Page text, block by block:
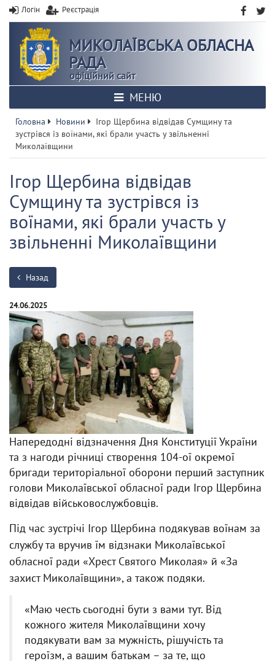
Логін Реєстрація
МИКОЛАЇВСЬКА ОБЛАСНА
РАДА
офіційний сайт
МЕНЮ
Головна Новини
Ігор Щербина відвідав Сумщину та
зустрівся із воїнами, які брали участь у звільненні
Миколаївщини
Ігор Щербина відвідав
Сумщину та зустрівся із
воїнами, які брали участь у
звільненні Миколаївщини
Назад
24.06.2025
Напередодні відзначення Дня Конституції України
та з нагоди річниці створення 104-ої окремої
бригади територіальної оборони перший заступник
голови Миколаївської обласної ради Ігор Щербина
відвідав військовослужбовців.
Під час зустрічі Ігор Щербина подякував воїнам за
службу та вручив їм відзнаки Миколаївської
обласної ради «Хрест Святого Миколая» й «За
захист Миколаївщини», а також подяки.
«Маю честь сьогодні бути з вами тут. Від
кожного жителя Миколаївщини хочу
подякувати вам за мужність, рішучість та
героїзм, а вашим батькам – за те, що